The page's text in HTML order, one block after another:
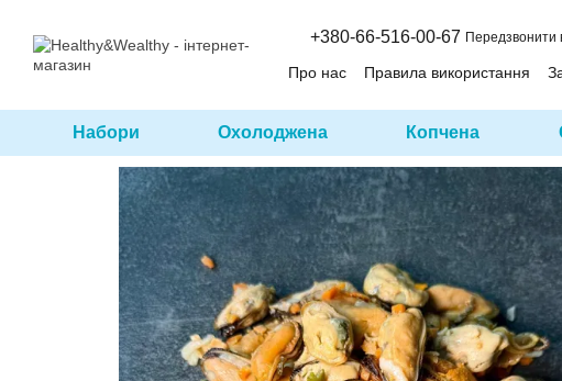
+380-66-516-00-67 Передзвонити
Про нас Правила використання
Набори Охолоджена Копчена